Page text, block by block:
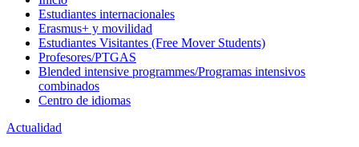
Estudiantes internacionales
Erasmus+ y movilidad
Estudiantes Visitantes (Free Mover Students)
Profesores/PTGAS
Blended intensive programmes/Programas intensivos
combinados
Centro de idiomas
Actualidad